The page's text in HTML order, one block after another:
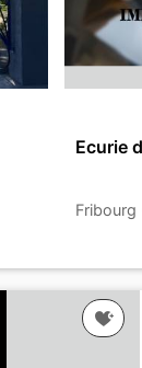
Ecurie
Fribourg